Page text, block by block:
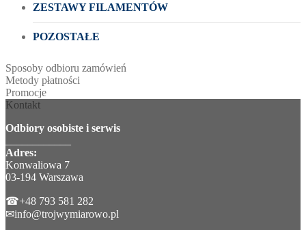
ZESTAWY FILAMENTÓW
POZOSTAŁE
Sposoby odbioru zamówień
Metody płatności
Promocje
Kontakt
Odbiory osobiste i serwis
Adres:
Konwaliowa 7
03-194 Warszawa
☎+48 793 581 282
✉info@trojwymiarowo.pl